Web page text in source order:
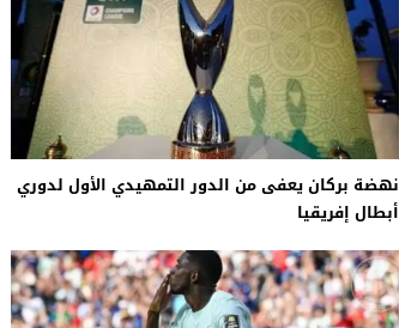
نهضة بركان يعفى من الدور التمهيدي الأول لدوري
أبطال إفريقيا